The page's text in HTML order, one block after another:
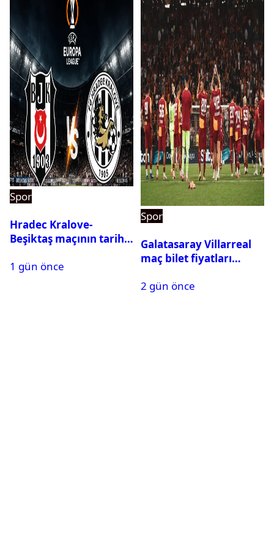
Spor
Hradec Kralove-
Beşiktaş maçının tarihi
1 gün önce
Spor
Galatasaray Villarreal
maç bilet fiyatları
2 gün önce